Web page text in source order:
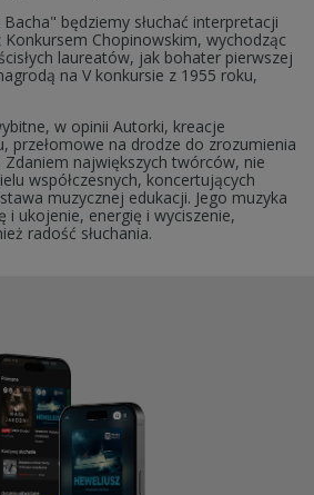
będziemy słuchać interpretacji
Chopinowskim, wychodząc
laureatów, jak bohater pierwszej
na V konkursie z 1955 roku,
w opinii Autorki, kreacje
przełomowe na drodze do zrozumienia
największych twórców, nie
współczesnych, koncertujących
muzycznej edukacji. Jego muzyka
i ukojenie, energię i wyciszenie,
radość słuchania.